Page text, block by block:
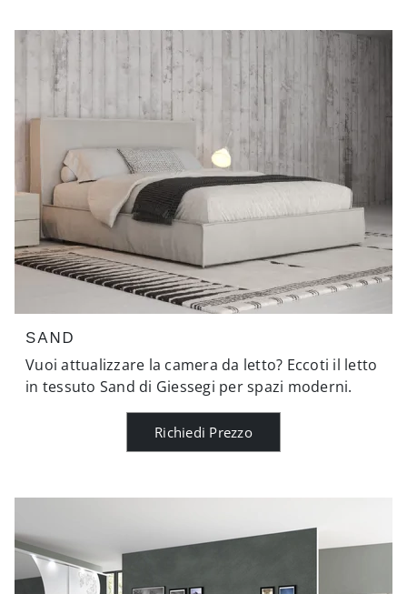
SAND
Vuoi attualizzare la camera da letto? Eccoti il letto
in tessuto Sand di Giessegi per spazi moderni.
Richiedi Prezzo